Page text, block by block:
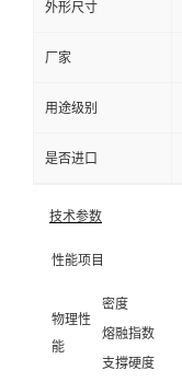
外形尺寸
厂家
用途级别
是否进口
技术参数
性能项目
物理性
能
密度
熔融指数
支撐硬度